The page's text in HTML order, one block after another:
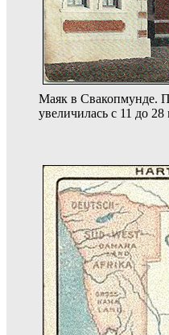
Маяк в Свакопмунде.
увеличилась с 11 до